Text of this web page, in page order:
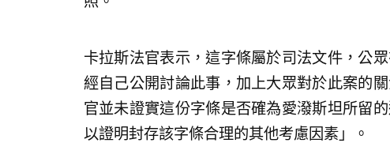
卡拉斯法官表示，這字條屬於司法文件，公
經自己公開討論此事，加上大眾對於此案的
官並未證實這份字條是否確為愛潑斯坦所留
以證明封存該字條合理的其他考慮因素」。